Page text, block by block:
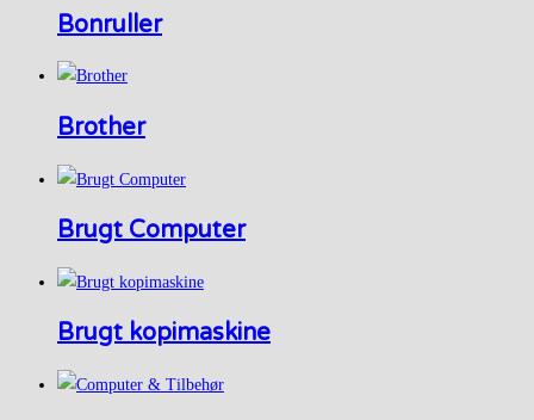
Bonruller
Brother
Brugt Computer
Brugt kopimaskine